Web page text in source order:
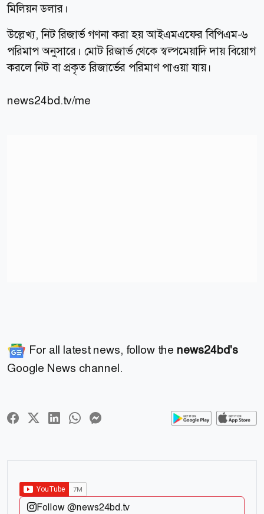
মিলিয়ন ডলার।
উল্লেখ্য, নিট রিজার্ভ গণনা করা হয় আইএমএফের বিপিএম-৬
পরিমাপ অনুসারে। মোট রিজার্ভ থেকে স্বল্পমেয়াদি দায় বিয়োগ
করলে নিট বা প্রকৃত রিজার্ভের পরিমাণ পাওয়া যায়।
news24bd.tv/me
For all latest news, follow the news24bd's
Google News channel.
Follow @news24bd.tv